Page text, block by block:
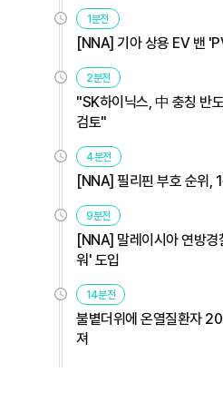
1분전
[NNA] 기아 상용 EV 밴
2분전
"SK하이닉스, 中 충칭 반
검토"
4분전
[NNA] 필리핀 부호 순위,
9분전
[NNA] 말레이시아 연방
워' 도입
14분전
불볕더위에 온열질환자
져